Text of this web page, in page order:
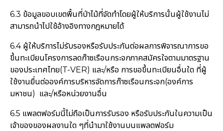
6.3 ข้อมูลขอบเขตพื้นที่ป่าไม้ที่จัดทำโดยผู้ให้บริการนั้นผู้ใช้งานไม่
สามารถนำไปใช้อ้างอิงทางกฎหมายได้
6.4 ผู้ให้บริการไม่รับรองหรือรับประกันต่อผลการพิจารณาการขอ
ขึ้นทะเบียนโครงการลดก๊าซเรือนกระจกภาคสมัครใจตามมาตรฐาน
ของประเทศไทย(T-VER) และ/หรือ การขอขึ้นทะเบียนอื่นใด ที่ผู้
ใช้งานยื่นต่อองค์การบริหารจัดการก๊าซเรือนกระจก(องค์การ
มหาชน) และ/หรือหน่วยงานอื่น
6.5 แพลตฟอร์มนี้ไม่ถือเป็นการรับรอง หรือรับประกันในความเป็น
เจ้าของของผลงานใด ๆที่นำมาใช้งานบนแพลตฟอร์ม